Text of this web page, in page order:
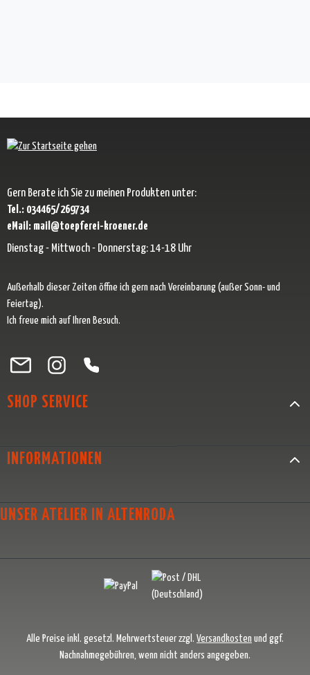
Gern Berate ich Sie zu meinen Produkten unter:
Tel.: 034465/269734
eMail: mail@toepferei-kroener.de
Dienstag - Mittwoch - Donnerstag: 14-18 Uhr
Außerhalb dieser Zeiten öffne ich gern nach Vereinbarung (außer Sonn- und
Feiertag).
Ich freue mich auf Ihren Besuch.
Besuche uns auf Facebook – öffnet in neuem Tab (externer Link)
Schau auf Instagram vorbei – öffnet in neuem Tab (externer Link)
Lass dich auf Pinterest inspirieren – öffnet in neuem Tab
Folge uns auf X – öffnet in neuem Tab (externer Link)
SHOP SERVICE
INFORMATIONEN
UNSER ATELIER IN ALTENRODA
Alle Preise inkl. gesetzl. Mehrwertsteuer zzgl. Versandkosten und ggf.
Nachnahmegebühren, wenn nicht anders angegeben.